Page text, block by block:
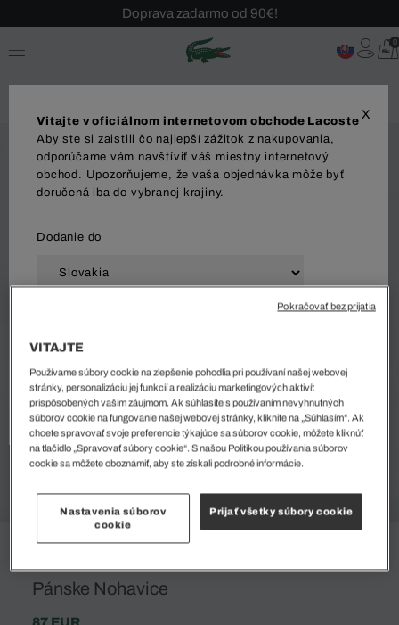
Doprava zadarmo od 90€!
Sezónny výpredaj až -40 %!
Bezplatné vrátenie!
0
Pánske Nohavice
X
Vitajte v oficiálnom internetovom obchode Lacoste
Aby ste si zaistili čo najlepší zážitok z nakupovania,
odporúčame vám navštíviť váš miestny internetový
obchod. Upozorňujeme, že vaša objednávka môže byť
doručená iba do vybranej krajiny.
Dodanie do
ZAČAŤ NAKUPOVAŤ
VITAJTE
Používame súbory cookie na zlepšenie pohodlia pri používaní našej webovej
stránky, personalizáciu jej funkcií a realizáciu marketingových aktivít
prispôsobených vašim záujmom. Ak súhlasíte s používaním nevyhnutných
súborov cookie na fungovanie našej webovej stránky, kliknite na „Súhlasím“. Ak
chcete spravovať svoje preferencie týkajúce sa súborov cookie, môžete kliknúť
na tlačidlo „Spravovať súbory cookie“. S našou Politikou používania súborov
cookie sa môžete oboznámiť, aby ste získali podrobné informácie.
Nastavenia súborov
cookie
Prijať všetky súbory cookie
Pokračovať bez prijatia